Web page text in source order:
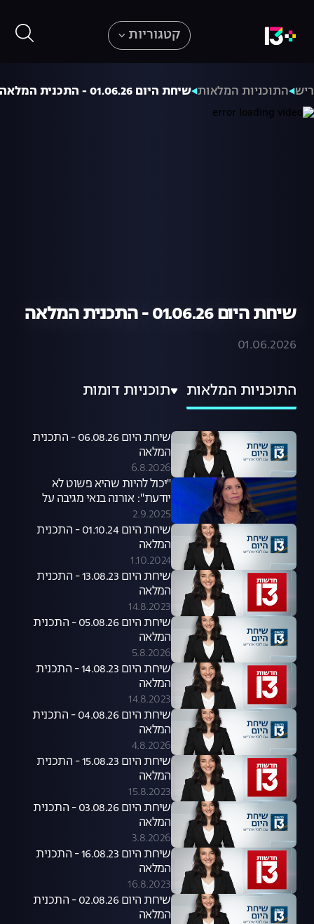
קטגוריות
התוכניות המלאות שיחת היום 01.06.26 - התכנית המלאה
שיחת היום 01.06.26 - התכנית המלאה
01.06.2026
התוכניות המלאות תוכניות דומות
שיחת היום 06.08.26 - התכנית
המלאה
6.8.2026
"יכול להיות שהיא פשוט לא
יודעת": אורנה בנאי מגיבה על
סערת קניית הכלבים שעוררה קרן
פלס
2.9.2025
שיחת היום 01.10.24 - התכנית
המלאה
1.10.2024
שיחת היום 13.08.23 - התכנית
המלאה
14.8.2023
שיחת היום 05.08.26 - התכנית
המלאה
5.8.2026
שיחת היום 14.08.23 - התכנית
המלאה
14.8.2023
שיחת היום 04.08.26 - התכנית
המלאה
4.8.2026
שיחת היום 15.08.23 - התכנית
המלאה
15.8.2023
שיחת היום 03.08.26 - התכנית
המלאה
3.8.2026
שיחת היום 16.08.23 - התכנית
המלאה
16.8.2023
שיחת היום 02.08.26 - התכנית
המלאה